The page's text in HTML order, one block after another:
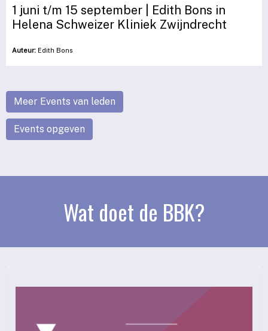
1 juni t/m 15 september | Edith Bons in
Helena Schweizer Kliniek Zwijndrecht
Auteur: Edith Bons
Meer Events van leden
Events opgeven
Wat doet de BBK?